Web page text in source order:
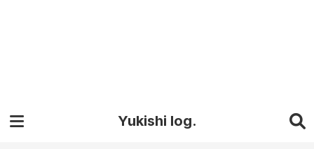
Yukishi log.